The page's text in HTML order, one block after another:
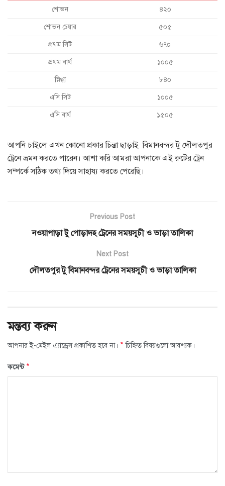
শোভন ৪২০
শোভন চেয়ার ৫০৫
প্রথম সিট ৬৭০
প্রথম বার্থ ১০০৫
স্নিগ্ধা ৮৪০
এসি সিট ১০০৫
এসি বার্থ ১৫০৫
আপনি চাইলে এখন কোনো প্রকার চিন্তা ছাড়াই বিমানবন্দর টু দৌলতপুর
ট্রেনে ভ্রমন করতে পারেন। আশা করি আমরা আপনাকে এই রুটের ট্রেন
সম্পর্কে সঠিক তথ্য দিয়ে সাহায্য করতে পেরেছি।
Previous Post
নওয়াপাড়া টু পোড়াদহ ট্রেনের সময়সূচী ও ভাড়া তালিকা
Next Post
দৌলতপুর টু বিমানবন্দর ট্রেনের সময়সূচী ও ভাড়া তালিকা
মন্তব্য করুন
আপনার ই-মেইল এ্যাড্রেস প্রকাশিত হবে না। * চিহ্নিত বিষয়গুলো আবশ্যক।
কমেন্ট*